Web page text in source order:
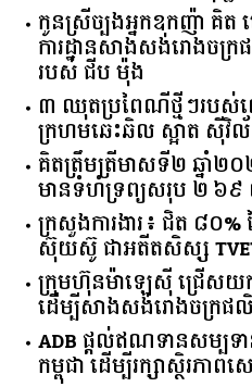
កូនស្រីច្បងអ្នកឧកញ៉ា គិត
ការដ្ឋានសាងសង់រោងចក្
របស់ ជីប ម៉ុង
៣ ឈុតប្រពៃណីថ្មីៗរបស់
ក្រហមឆេះឆិល ស្អាត ​ស៊ី
គិត​ត្រឹមត្រីមាស​ទី​២​ ​ឆ្នាំ​២០
មាន​ទំហំ​ទ្រព្យ​សរុប​ ​២.៦៩​
ក្រសួង​ការងារ​៖ ​ជិត​ ​៨០​%
ស៊ុយ​ស៊ូ ​ជា​អតីត​សិស្ស​
ក្រុមហ៊ុន​ម៉ាឡេស៊ី ជ្រើសយ
ដើម្បីសាងសង់រោងចក្រ
ADB ផ្តល់ឥណទានសម្បទ
កម្ពុជា ដើម្បីរក្សាស្ថិរភាពស